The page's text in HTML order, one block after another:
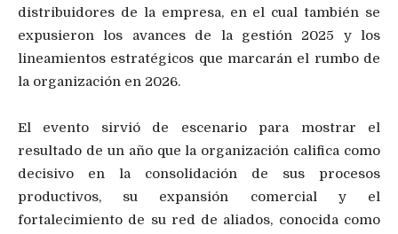
distribuidores de la empresa, en el cual también se
expusieron los avances de la gestión 2025 y los
lineamientos estratégicos que marcarán el rumbo de
la organización en 2026.
El evento sirvió de escenario para mostrar el
resultado de un año que la organización califica como
decisivo en la consolidación de sus procesos
productivos, su expansión comercial y el
fortalecimiento de su red de aliados, conocida como